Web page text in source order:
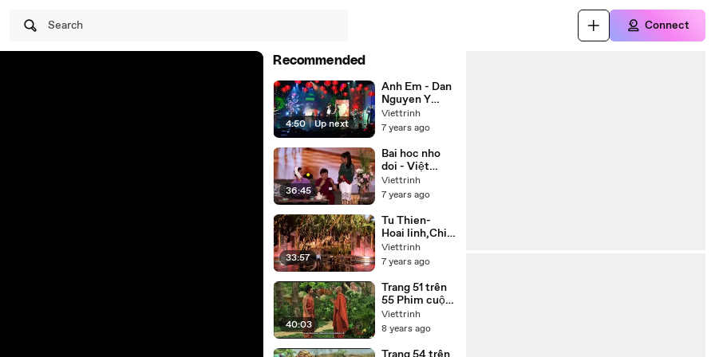
Search Connect
Recommended
4:50 | Up next
Anh Em - Dan
Nguyen Y
Phung
Viettrinh
7 years ago
36:45
Bai hoc nho
doi - Việt
Hương, Chí
Tài, Thúy Nga,
Viettrinh
7 years ago
33:57
Tu Thien-
Hoai linh,Chi
tai,Trung
Dan,Thuy
Viettrinh
7 years ago
40:03
Trang 51 trên
55 Phim cuộc
đời Đức Phật
Thích Ca
bộ 55 tập lồng
Viettrinh
8 years ago